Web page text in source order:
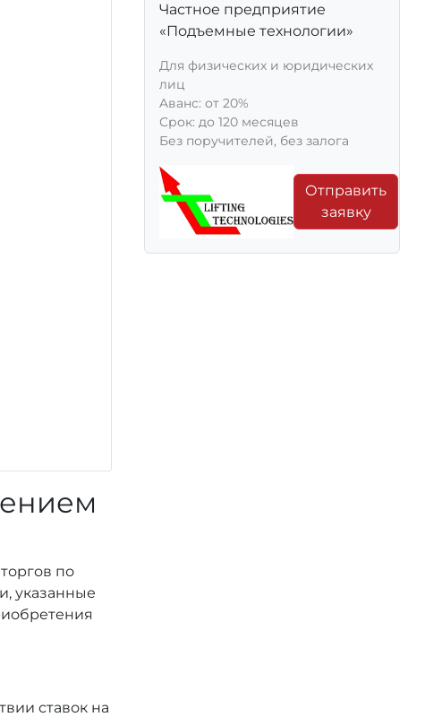
по
указанные
ставок на
Частное предприятие
«Подъемные технологии»
Для физических и юридических
лиц
Aванс: от 20%
Срок: до 120 месяцев
Без поручителей, без залога
Отправить
заявку